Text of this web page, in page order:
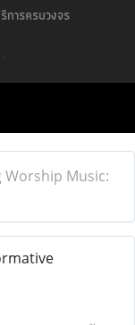
การครบวงจร
Worship Music: